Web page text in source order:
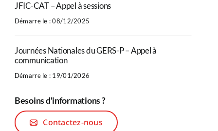
JFIC-CAT – Appel à sessions
Démarre le : 08/12/2025
Journées Nationales du GERS-P – Appel à
communication
Démarre le : 19/01/2026
Besoins d'informations ?
Contactez-nous